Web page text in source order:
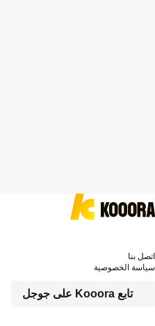
تابع Kooora على جوجل
اتصل بنا
سياسة الخصوصية